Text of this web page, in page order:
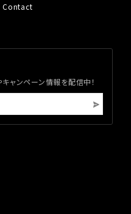
Contact
ャンペーン情報を配信中！